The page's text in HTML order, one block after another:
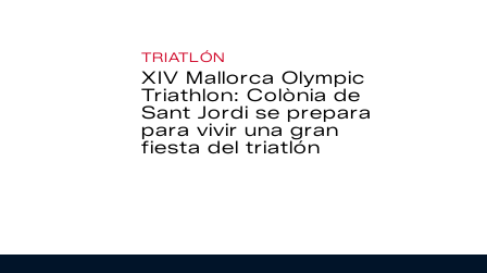
TRIATLÓN
XIV Mallorca Olympic
Triathlon: Colònia de
Sant Jordi se prepara
para vivir una gran
fiesta del triatlón